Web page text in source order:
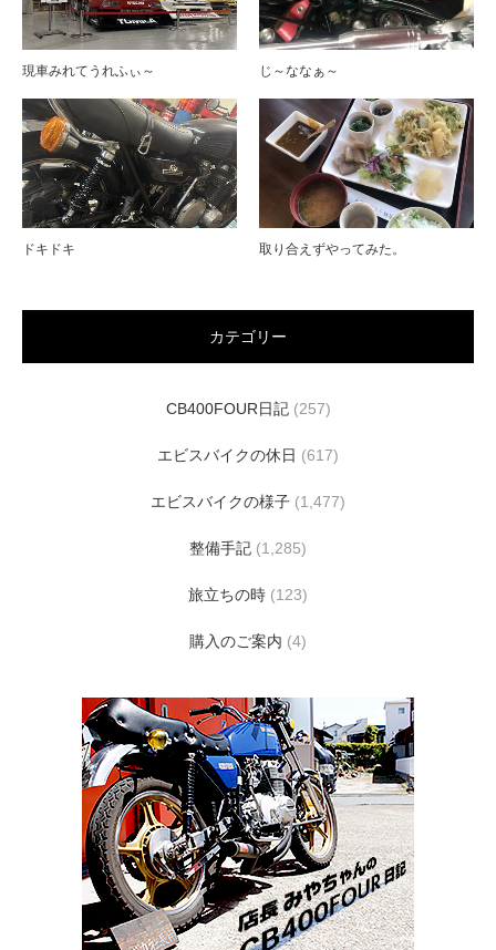
現車みれてうれふぃ～ じ～ななぁ～
ドキドキ 取り合えずやってみた。
カテゴリー
CB400FOUR日記(257)
エビスバイクの休日 (617)
エビスバイクの様子 (1,477)
整備手記 (1,285)
旅立ちの時 (123)
購入のご案内 (4)